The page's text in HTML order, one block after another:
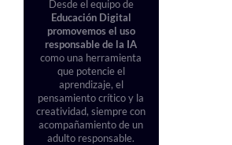
Desde el equipo de
Educación Digital
promovemos el uso
responsable de la IA
como una herramienta
que potencie el
aprendizaje, el
pensamiento crítico y la
creatividad, siempre con
acompañamiento de un
adulto responsable.